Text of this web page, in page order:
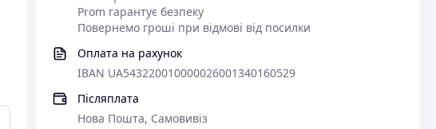
Prom гарантує безпеку
Повернемо гроші при відмові від посилки
Оплата на рахунок
IBAN UA543220010000026001340160529
Післяплата
Нова Пошта, Самовивіз